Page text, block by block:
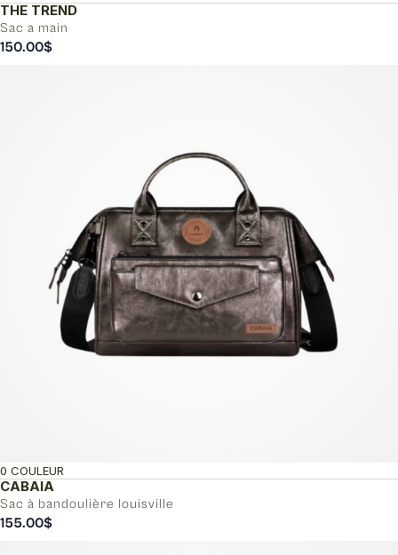
THE TREND
Sac a main
150.00$
CABAIA
Sac à bandoulière louisville
0 COULEUR
155.00$